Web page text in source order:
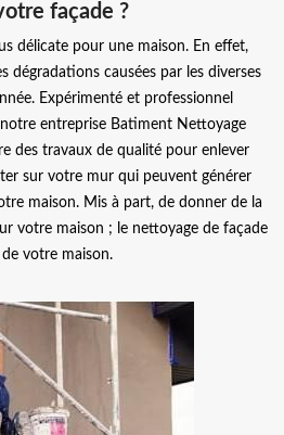
façade ?
délicate pour une maison. En effet,
dégradations causées par les diverses
Expérimenté et professionnel
entreprise Batiment Nettoyage
des travaux de qualité pour enlever
sur votre mur qui peuvent générer
maison. Mis à part, de donner de la
votre maison ; le nettoyage de façade
votre maison.